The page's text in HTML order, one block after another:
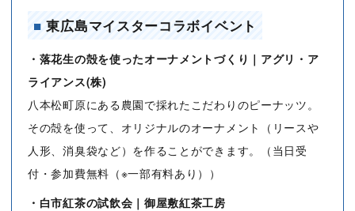
■ 東広島マイスターコラボイベント
・落花生の殻を使ったオーナメントづくり｜アグリ・ア
ライアンス(株)
八本松町原にある農園で採れたこだわりのピーナッツ。
その殻を使って、オリジナルのオーナメント（リースや
人形、消臭袋など）を作ることができます。（当日受
付・参加費無料（※一部有料あり））
・白市紅茶の試飲会｜御屋敷紅茶工房